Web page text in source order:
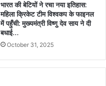
भारत की बेटियों ने रचा नया इतिहास:
महिला क्रिकेट टीम विश्वकप के फाइनल
में पहुँची: मुख्यमंत्री विष्णु देव साय ने दी
बधाई…
October 31, 2025